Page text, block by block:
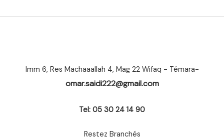
Imm 6, Res Machaaallah 4, Mag 22 Wifaq - Témara-
omar.saidi222@gmail.com
Tel: 05 30 24 14 90
Restez Branchés